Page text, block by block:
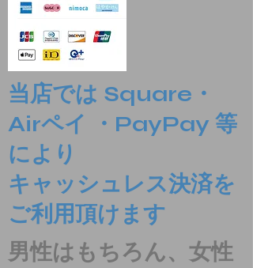
当店では Square・
Airペイ ・PayPay 等
により
​キャッシュレス決済を
ご利用頂けます
男性はもちろん、女性